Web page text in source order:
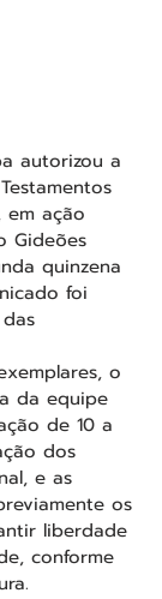
autorizou a
em ação
Gideões
quinzena
foi
o
da equipe
de 10 a
dos
e as
os
liberdade
conforme